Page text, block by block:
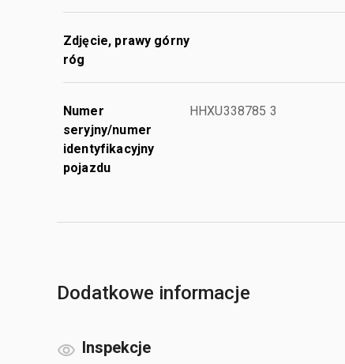
Zdjęcie, prawy górny
róg
Numer
seryjny/numer
identyfikacyjny
pojazdu
HHXU338785 3
Dodatkowe informacje
Inspekcje